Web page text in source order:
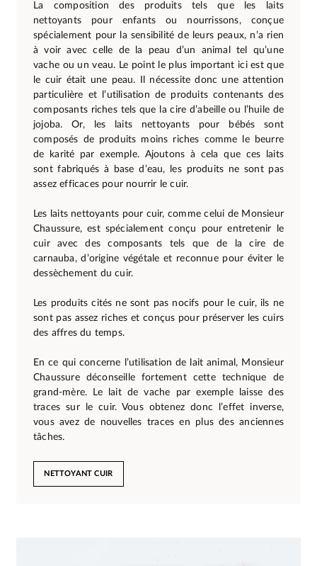
La composition des produits tels que les laits
nettoyants pour enfants ou nourrissons, conçue
spécialement pour la sensibilité de leurs peaux, n’a rien
à voir avec celle de la peau d’un animal tel qu’une
vache ou un veau. Le point le plus important ici est que
le cuir était une peau. Il nécessite donc une attention
particulière et l’utilisation de produits contenants des
composants riches tels que la cire d’abeille ou l’huile de
jojoba. Or, les laits nettoyants pour bébés sont
composés de produits moins riches comme le beurre
de karité par exemple. Ajoutons à cela que ces laits
sont fabriqués à base d’eau, les produits ne sont pas
assez efficaces pour nourrir le cuir.
Les laits nettoyants pour cuir, comme celui de Monsieur
Chaussure, est spécialement conçu pour entretenir le
cuir avec des composants tels que de la cire de
carnauba, d’origine végétale et reconnue pour éviter le
dessèchement du cuir.
Les produits cités ne sont pas nocifs pour le cuir, ils ne
sont pas assez riches et conçus pour préserver les cuirs
des affres du temps.
En ce qui concerne l’utilisation de lait animal, Monsieur
Chaussure déconseille fortement cette technique de
grand-mère. Le lait de vache par exemple laisse des
traces sur le cuir. Vous obtenez donc l’effet inverse,
vous avez de nouvelles traces en plus des anciennes
tâches.
NETTOYANT CUIR